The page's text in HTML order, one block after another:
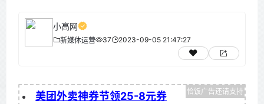
小高网
新媒体运营 37 2023-09-05 21:47:27
美团外卖神券节领25-8元券